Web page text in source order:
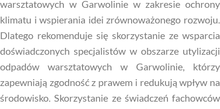
warsztatowych w Garwolinie w zakresie ochrony
klimatu i wspierania idei zrównoważonego rozwoju.
Dlatego rekomenduje się skorzystanie ze wsparcia
doświadczonych specjalistów w obszarze utylizacji
odpadów warsztatowych w Garwolinie, którzy
zapewniają zgodność z prawem i redukują wpływ na
środowisko. Skorzystanie ze świadczeń fachowców